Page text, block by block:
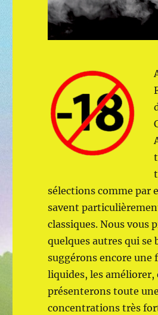
sélections comme par
savent
classiques. Nous vous
quelques autres qui se
suggérons encore
liquides, les
présenterons toute
concentrations très